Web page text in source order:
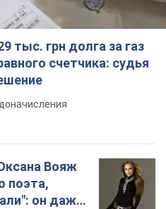
тыс. грн долга за газ
счетчика: судья
Вояж
поэта,
он даже